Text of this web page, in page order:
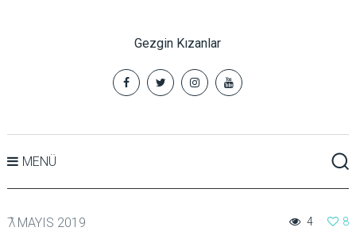
Gezgin Kızanlar
MENÜ
7 MAYIS 2019 8
4